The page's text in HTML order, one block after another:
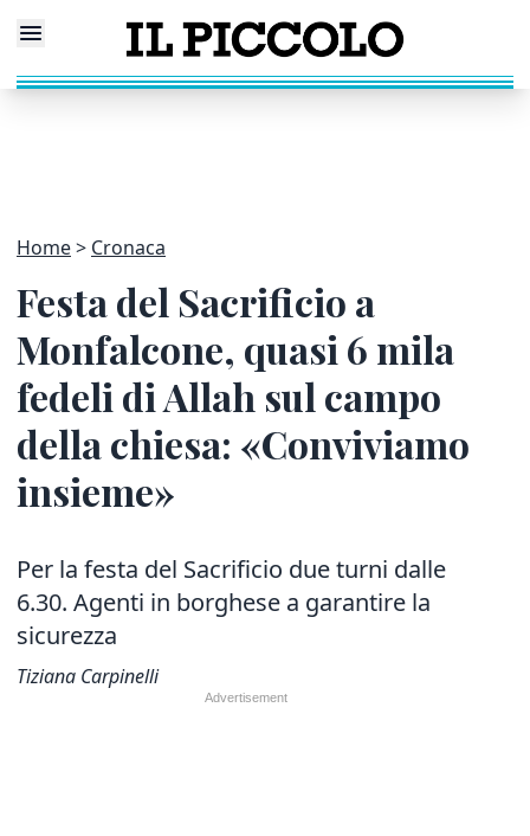
Home Cronaca
Festa del Sacrificio a
Monfalcone, quasi 6 mila
fedeli di Allah sul campo
della chiesa: «Conviviamo
insieme»
Per la festa del Sacrificio due turni dalle
6.30. Agenti in borghese a garantire la
sicurezza
Tiziana Carpinelli